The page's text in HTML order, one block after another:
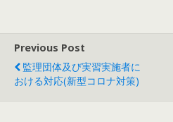
Previous Post
監理団体及び実習実施者に
おける対応(新型コロナ対策)